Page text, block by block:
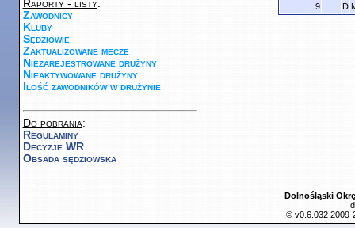
Raporty - listy:
Zawodnicy
Kluby
Sędziowie
Zaktualizowane mecze
Niezarejestrowane drużyny
Nieaktywowane drużyny
Ilość zawodników w drużynie
Do pobrania:
Regulaminy
Decyzje WR
Obsada sędziowska
9
D
Dolnośląski
© v0.6.032 2009-